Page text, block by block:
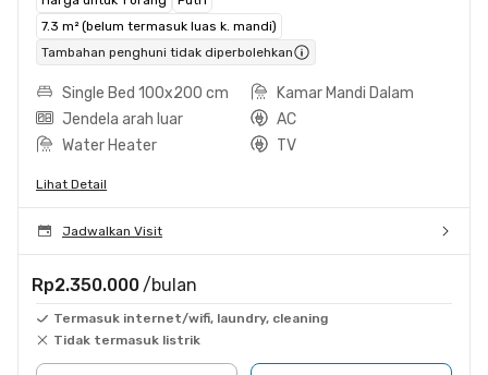
7.3 m² (belum termasuk luas k. mandi)
Tambahan penghuni tidak diperbolehkan
Single Bed 100x200 cm
Kamar Mandi Dalam
Jendela arah luar
AC
Water Heater
TV
Lihat Detail
Jadwalkan Visit
Rp2.350.000 /bulan
Termasuk internet/wifi, laundry, cleaning
Tidak termasuk listrik